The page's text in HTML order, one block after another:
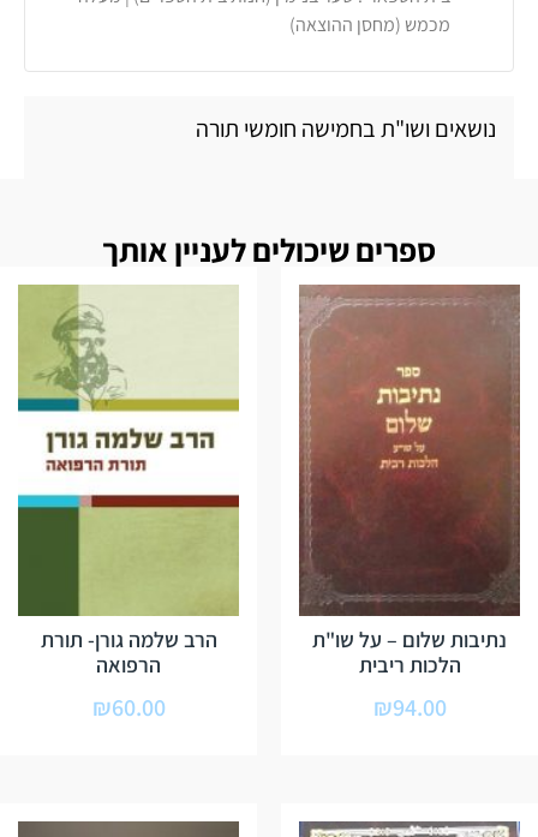
מכמש (מחסן ההוצאה)
נושאים ושו"ת בחמישה חומשי תורה
ספרים שיכולים לעניין אותך
נתיבות שלום – על שו"ת
הלכות ריבית
₪94.00
הרב שלמה גורן- תורת
הרפואה
₪60.00